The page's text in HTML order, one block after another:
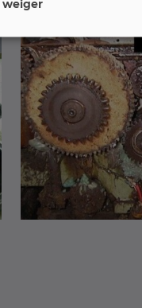
weiger